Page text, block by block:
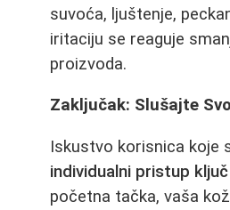
suvoća, ljuštenje,
iritaciju se reaguje
proizvoda.
Zaključak: Slušajte
Iskustvo korisnica koje
individualni pristup
početna tačka, vaša